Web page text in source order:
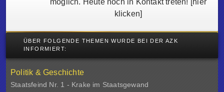
möglich. Heute noch in Kontakt treten! [hier
klicken]
ÜBER FOLGENDE THEMEN WURDE BEI DER AZK
INFORMIERT:
Politik & Geschichte
Staatsfeind Nr. 1 - Krake im Staatsgewand